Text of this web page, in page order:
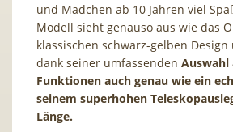
und Mädchen ab 10 Jahren viel
Modell sieht genauso aus wie das
klassischen schwarz-gelben
dank seiner umfassenden Auswahl
Funktionen auch genau wie ein
seinem superhohen
Länge.